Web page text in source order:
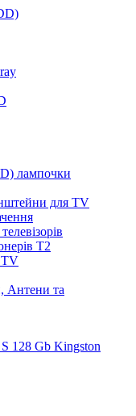
лампочки
для TV
T2
TV
Антени та
128 Gb Kingston